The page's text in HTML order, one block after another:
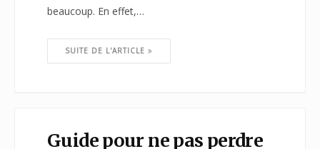
beaucoup. En effet,…
SUITE DE L'ARTICLE
Guide pour ne pas perdre